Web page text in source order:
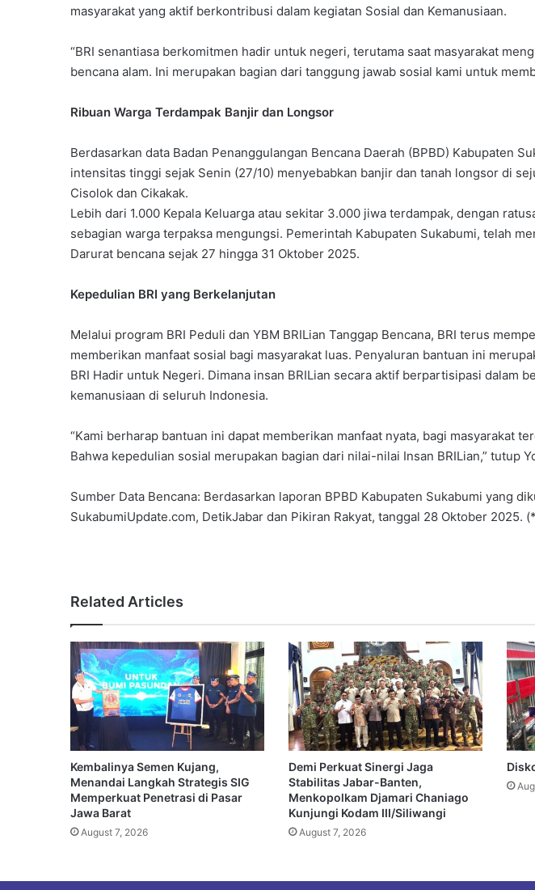
masyarakat yang aktif berkontribusi dalam kegiatan Sosial dan Kemanusiaan.
“BRI senantiasa berkomitmen hadir untuk negeri, terutama saat masyarakat
bencana alam. Ini merupakan bagian dari tanggung jawab sosial kami untuk
Ribuan Warga Terdampak Banjir dan Longsor
Berdasarkan data Badan Penanggulangan Bencana Daerah (BPBD) Kabupaten
intensitas tinggi sejak Senin (27/10) menyebabkan banjir dan tanah longsor di
Cisolok dan Cikakak.
Lebih dari 1.000 Kepala Keluarga atau sekitar 3.000 jiwa terdampak, dengan
sebagian warga terpaksa mengungsi. Pemerintah Kabupaten Sukabumi, telah
Darurat bencana sejak 27 hingga 31 Oktober 2025.
Kepedulian BRI yang Berkelanjutan
Melalui program BRI Peduli dan YBM BRILian Tanggap Bencana, BRI terus
memberikan manfaat sosial bagi masyarakat luas. Penyaluran bantuan ini
BRI Hadir untuk Negeri. Dimana insan BRILian secara aktif berpartisipasi dalam
kemanusiaan di seluruh Indonesia.
“Kami berharap bantuan ini dapat memberikan manfaat nyata, bagi masyarakat
Bahwa kepedulian sosial merupakan bagian dari nilai-nilai Insan BRILian,” tutup
Sumber Data Bencana: Berdasarkan laporan BPBD Kabupaten Sukabumi yang
SukabumiUpdate.com, DetikJabar dan Pikiran Rakyat, tanggal 28 Oktober 2025.
Related Articles
Kembalinya Semen Kujang,
Menandai Langkah Strategis SIG
Memperkuat Penetrasi di Pasar
Jawa Barat
August 7, 2026
Demi Perkuat Sinergi Jaga
Stabilitas Jabar-Banten,
Menkopolkam Djamari Chaniago
Kunjungi Kodam III/Siliwangi
August 7, 2026